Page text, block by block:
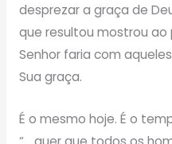
desprezar a graça de
que resultou mostrou ao
Senhor faria com
Sua graça.
É o mesmo hoje. É o